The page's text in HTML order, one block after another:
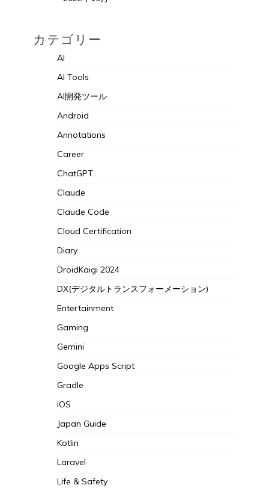
カテゴリー
AI
AI Tools
AI開発ツール
Android
Annotations
Career
ChatGPT
Claude
Claude Code
Cloud Certification
Diary
DroidKaigi 2024
DX(デジタルトランスフォーメーション)
Entertainment
Gaming
Gemini
Google Apps Script
Gradle
iOS
Japan Guide
Kotlin
Laravel
Life & Safety